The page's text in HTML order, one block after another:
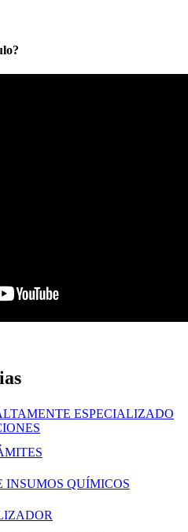
ESPECIALIZADO
INSUMOS QUÍMICOS